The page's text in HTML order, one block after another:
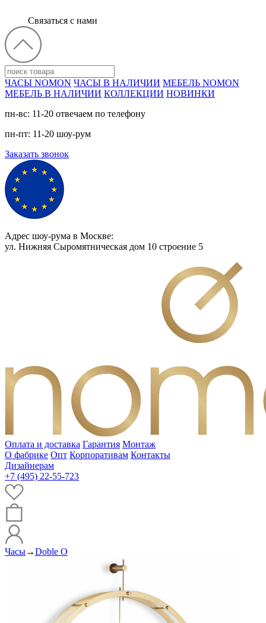
Связаться с нами
ЧАСЫ NOMON ЧАСЫ В НАЛИЧИИ МЕБЕЛЬ NOMON
МЕБЕЛЬ В НАЛИЧИИ КОЛЛЕКЦИИ НОВИНКИ
пн-вс: 11-20 отвечаем по телефону
пн-пт: 11-20 шоу-рум
Заказать звонок
Адрес шоу-рума в Москве:
ул. Нижняя Сыромятническая дом 10 cтроение 5
Оплата и доставка Гарантия Монтаж
О фабрике Опт Корпоративам Контакты
Дизайнерам
+7 (495) 22-55-723
Часы→Doble O